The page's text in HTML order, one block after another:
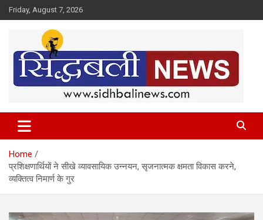
Skip
to
Friday, August 7, 2026
Sidhbali News
Home
प्रशिक्षणार्थियों ने सीखे व्यावसायिक उन्नयन, सृजनात्मक क्षमता विकास करने,
व्यक्तित्व निमार्ण के गुर